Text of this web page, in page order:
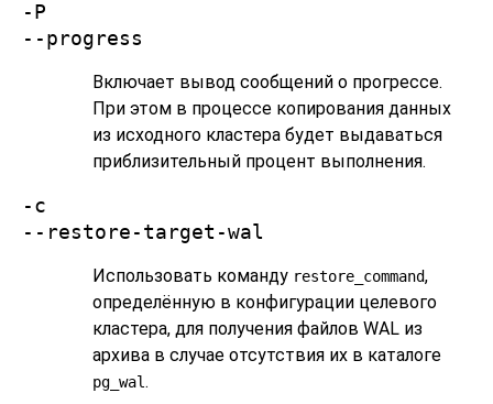
-P
--progress
Включает вывод сообщений о прогрессе.
При этом в процессе копирования данных
из исходного кластера будет выдаваться
приблизительный процент выполнения.
-c
--restore-target-wal
Использовать команду restore_command,
определённую в конфигурации целевого
кластера, для получения файлов WAL из
архива в случае отсутствия их в каталоге
pg_wal.